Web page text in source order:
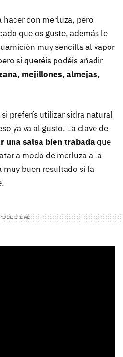
hacer con merluza, pero
que os guste, además le
muy sencilla al vapor
si queréis podéis añadir
mejillones, almejas,
preferís utilizar sidra natural
ya va al gusto. La clave de
una salsa bien trabadaque
a modo de merluza a la
muy buen resultado si la